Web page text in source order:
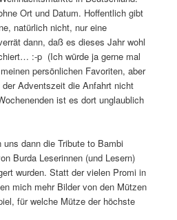
Ort und Datum. Hoffentlich gibt
natürlich nicht, nur eine
dann, daß es dieses Jahr wohl
:-p (Ich würde ja gerne mal
persönlichen Favoriten, aber
Adventszeit die Anfahrt nicht
ist es dort unglaublich
dann die Tribute to Bambi
Burda Leserinnen (und Lesern)
wurden. Statt der vielen Promi in
mich mehr Bilder von den Mützen
für welche Mütze der höchste